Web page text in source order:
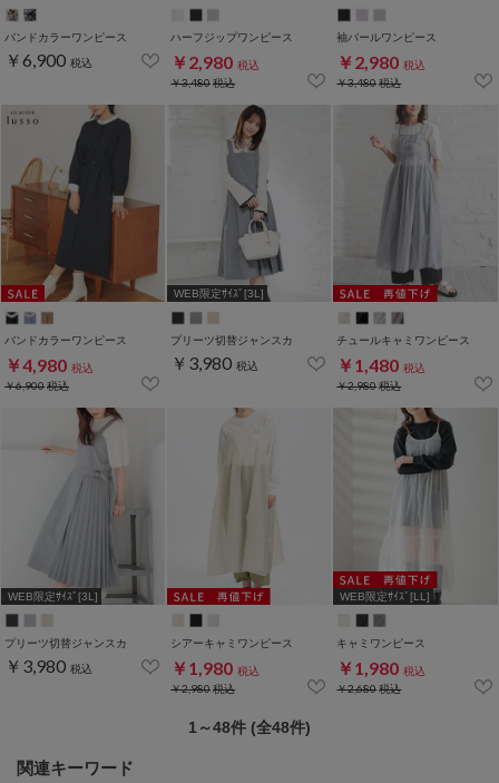
バンドカラーワンピース
￥6,900 税込
ハーフジップワンピース
￥2,980 税込
￥3,480税込
袖パールワンピース
￥2,980 税込
￥3,480税込
バンドカラーワンピース
￥4,980 税込
￥6,900税込
WEB限定ｻｲｽﾞ[3L]
プリーツ切替ジャンスカ
￥3,980 税込
チュールキャミワンピース
￥1,480 税込
￥2,980税込
WEB限定ｻｲｽﾞ[3L]
プリーツ切替ジャンスカ
￥3,980 税込
シアーキャミワンピース
￥1,980 税込
￥2,980税込
WEB限定ｻｲｽﾞ[LL]
キャミワンピース
￥1,980 税込
￥2,680税込
1～48件 (全48件)
関連キーワード